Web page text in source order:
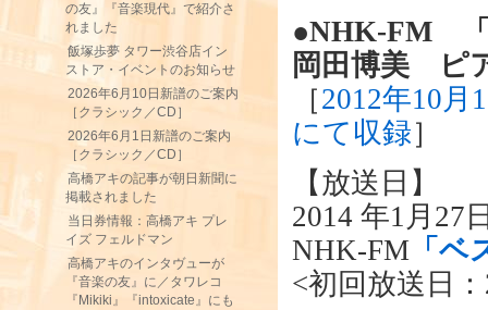
の友』『音楽現代』で紹介さ
れました
飯塚歩夢 タワー渋谷店イン
ストア・イベントのお知らせ
2026年6月10日新譜のご案内
［クラシック／CD］
2026年6月1日新譜のご案内
［クラシック／CD］
高橋アキの記事が朝日新聞に
掲載されました
当日券情報：高橋アキ プレ
イズ フェルドマン
高橋アキのインタヴューが
『音楽の友』に／タワレコ
『Mikiki』『intoxicate』にも
●NHK-FM 「
岡田博美 ピ
［2012年10月
にて収録］
【放送日】
2014 年1月27
NHK-FM 「
<初回放送日